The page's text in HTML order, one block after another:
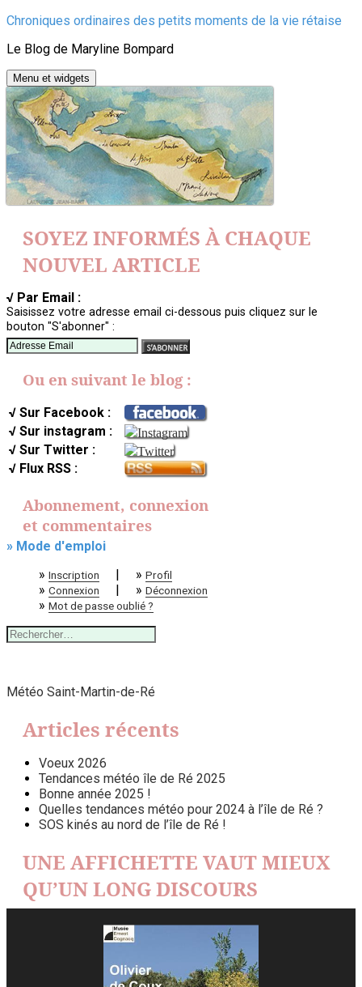
Aller
contenu
Chroniques ordinaires des petits moments de la vie rétaise
Le Blog de Maryline Bompard
Menu et widgets
SOYEZ INFORMÉS À CHAQUE
NOUVEL ARTICLE
√ Par Email :
Saisissez votre adresse email ci-dessous puis cliquez sur le
bouton "S'abonner" :
Ou en suivant le blog :
√ Sur Facebook :
√ Sur instagram :
√ Sur Twitter :
√ Flux RSS :
Abonnement, connexion
et commentaires
» Mode d'emploi
» Inscription | » Profil
» Connexion | » Déconnexion
» Mot de passe oublié ?
Rechercher :
Météo Saint-Martin-de-Ré
Articles récents
Voeux 2026
Tendances météo île de Ré 2025
Bonne année 2025 !
Quelles tendances météo pour 2024 à l’île de Ré ?
SOS kinés au nord de l’île de Ré !
UNE AFFICHETTE VAUT MIEUX
QU’UN LONG DISCOURS